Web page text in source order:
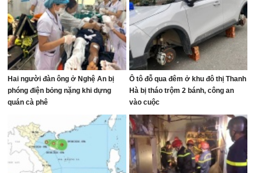
Hai người đàn ông ở Nghệ An bị
phóng điện bỏng nặng khi dựng
quán cà phê
Ô tô đỗ qua đêm ở khu đô thị Thanh
Hà bị tháo trộm 2 bánh, công an
vào cuộc